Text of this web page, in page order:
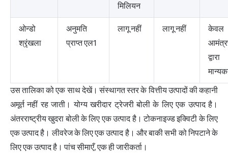
मिलियन
ओन्डो
श्रृंखला
अनुमति
प्राप्त एल1
लागू नहीं लागू नहीं
केवल
द्वारा
उस तालिका को एक साथ देखें। संस्थागत स्तर के वित्तीय उत्पादों की कहानी
अमूर्त नहीं रह जाती। योग्य खरीदार ट्रेजरी बोली के लिए एक उत्पाद है।
अंतरराष्ट्रीय खुदरा बोली के लिए एक उत्पाद है। टोकनाइज्ड इक्विटी के लिए
एक उत्पाद है। लीवरेज के लिए एक उत्पाद है। और बाकी सभी को निपटाने के
लिए एक उत्पाद है। पांच सीमाएँ, एक ही जारीकर्ता।